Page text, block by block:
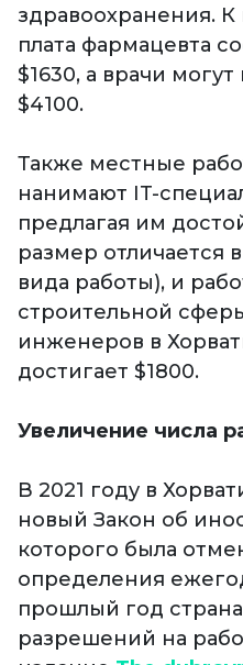
здравоохранения.
плата фармацевта
$1630, а врачи
$4100.
Также местные
нанимают IT-
предлагая им
размер отличается
вида работы), и
строительной
инженеров в
достигает $1800.
Увеличение числа
В 2021 году в
новый Закон об
которого была
определения
прошлый год
разрешений на